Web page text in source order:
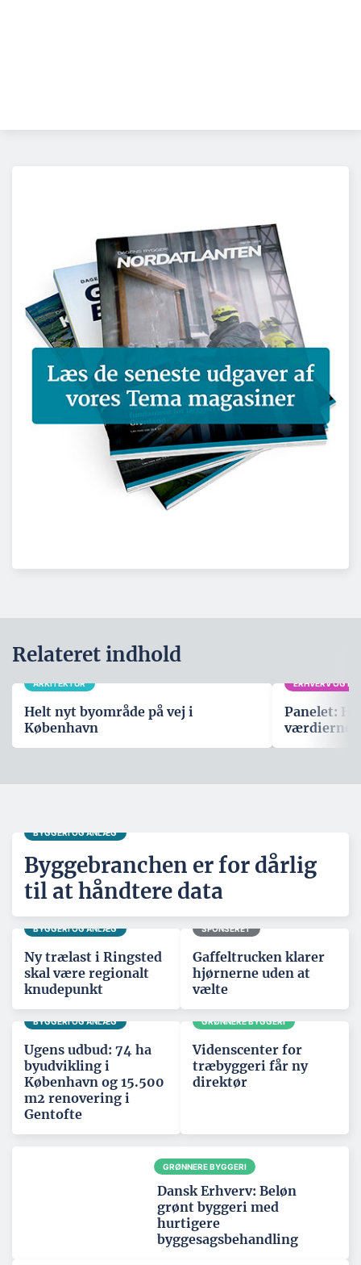
Relateret indhold
ARKITEKTUR
Helt nyt byområde på vej i
København
ERHVERV OG
Panelet:
værdierne,
BYGGERI OG ANLÆG
Byggebranchen er for dårlig
til at håndtere data
BYGGERI OG ANLÆG
Ny trælast i Ringsted
skal være regionalt
knudepunkt
SPONSERET
Gaffeltrucken klarer
hjørnerne uden at
vælte
BYGGERI OG ANLÆG
Ugens udbud: 74 ha
byudvikling i
København og 15.500
m2 renovering i
Gentofte
GRØNNERE BYGGERI
Videnscenter for
træbyggeri får ny
direktør
GRØNNERE BYGGERI
Dansk Erhverv: Beløn
grønt byggeri med
hurtigere
byggesagsbehandling